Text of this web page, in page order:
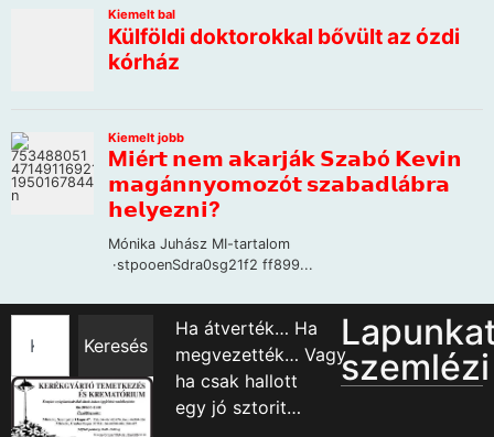
Keresés
Ha átverték… Ha
megvezették… Vagy
ha csak hallott
egy jó sztorit…
szemlézi